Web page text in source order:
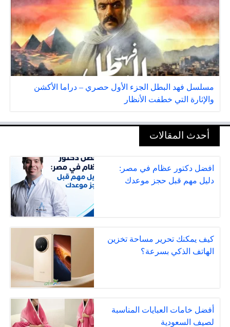
مسلسل فهد البطل الجزء الأول حصري – دراما الأكشن
والإثارة التي خطفت الأنظار
أحدث المقالات
افضل دكتور عظام في مصر:
دليل مهم قبل حجز موعدك
كيف يمكنك تحرير مساحة تخزين
الهاتف الذكي بسرعة؟
أفضل خامات العبايات المناسبة
لصيف السعودية